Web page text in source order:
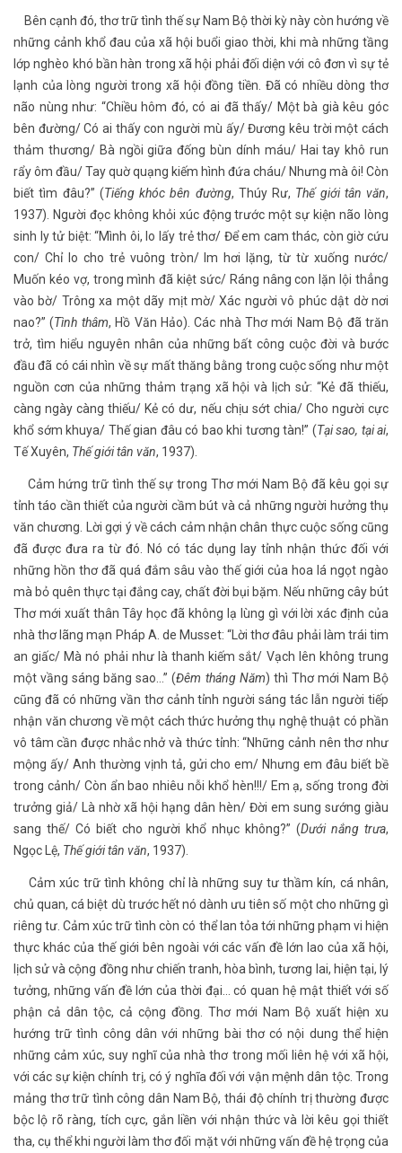
Bên cạnh đó, thơ trữ tình thế sự Nam Bộ thời kỳ này còn hướng về
những cảnh khổ đau của xã hội buổi giao thời, khi mà những tầng
lớp nghèo khó bần hàn trong xã hội phải đối diện với cô đơn vì sự tẻ
lạnh của lòng người trong xã hội đồng tiền. Đã có nhiều dòng thơ
não nùng như: “Chiều hôm đó, có ai đã thấy/ Một bà già kêu góc
bên đường/ Có ai thấy con người mù ấy/ Đương kêu trời một cách
thảm thương/ Bà ngồi giữa đống bùn dính máu/ Hai tay khô run
rẩy ôm đầu/ Tay quờ quạng kiếm hình đứa cháu/ Nhưng mà ôi! Còn
biết tìm đâu?” (Tiếng khóc bên đường, Thúy Rư, Thế giới tân văn,
1937). Người đọc không khỏi xúc động trước một sự kiện não lòng
sinh ly tử biệt: “Mình ôi, lo lấy trẻ thơ/ Để em cam thác, còn giờ cứu
con/ Chỉ lo cho trẻ vuông tròn/ Im hơi lặng, từ từ xuống nước/
Muốn kéo vợ, trong mình đã kiệt sức/ Ráng nâng con lặn lội thẳng
vào bờ/ Trông xa một dãy mịt mờ/ Xác người vô phúc dật dờ nơi
nao?” (Tình thâm, Hồ Văn Hảo). Các nhà Thơ mới Nam Bộ đã trăn
trở, tìm hiểu nguyên nhân của những bất công cuộc đời và bước
đầu đã có cái nhìn về sự mất thăng bằng trong cuộc sống như một
nguồn cơn của những thảm trạng xã hội và lịch sử: “Kẻ đã thiếu,
càng ngày càng thiếu/ Kẻ có dư, nếu chịu sớt chia/ Cho người cực
khổ sớm khuya/ Thế gian đâu có bao khi tương tàn!” (Tại sao, tại ai,
Tế Xuyên, Thế giới tân văn, 1937).
Cảm hứng trữ tình thế sự trong Thơ mới Nam Bộ đã kêu gọi sự
tỉnh táo cần thiết của người cầm bút và cả những người hưởng thụ
văn chương. Lời gợi ý về cách cảm nhận chân thực cuộc sống cũng
đã được đưa ra từ đó. Nó có tác dụng lay tỉnh nhận thức đối với
những hồn thơ đã quá đắm sâu vào thế giới của hoa lá ngọt ngào
mà bỏ quên thực tại đắng cay, chất đời bụi bặm. Nếu những cây bút
Thơ mới xuất thân Tây học đã không lạ lùng gì với lời xác định của
nhà thơ lãng mạn Pháp A. de Musset: “Lời thơ đâu phải làm trái tim
an giấc/ Mà nó phải như là thanh kiếm sắt/ Vạch lên không trung
một vầng sáng băng sao…” (Đêm tháng Năm) thì Thơ mới Nam Bộ
cũng đã có những vần thơ cảnh tỉnh người sáng tác lẫn người tiếp
nhận văn chương về một cách thức hưởng thụ nghệ thuật có phần
vô tâm cần được nhắc nhở và thức tỉnh: “Những cảnh nên thơ như
mộng ấy/ Anh thường vịnh tả, gửi cho em/ Nhưng em đâu biết bề
trong cảnh/ Còn ẩn bao nhiêu nỗi khổ hèn!!!/ Em ạ, sống trong đời
trưởng giả/ Là nhờ xã hội hạng dân hèn/ Đời em sung sướng giàu
sang thế/ Có biết cho người khổ nhục không?” (Dưới nắng trưa,
Ngọc Lệ, Thế giới tân văn, 1937).
Cảm xúc trữ tình không chỉ là những suy tư thầm kín, cá nhân,
chủ quan, cá biệt dù trước hết nó dành ưu tiên số một cho những gì
riêng tư. Cảm xúc trữ tình còn có thể lan tỏa tới những phạm vi hiện
thực khác của thế giới bên ngoài với các vấn đề lớn lao của xã hội,
lịch sử và cộng đồng như chiến tranh, hòa bình, tương lai, hiện tại, lý
tưởng, những vấn đề lớn của thời đại… có quan hệ mật thiết với số
phận cả dân tộc, cả cộng đồng. Thơ mới Nam Bộ xuất hiện xu
hướng trữ tình công dân với những bài thơ có nội dung thể hiện
những cảm xúc, suy nghĩ của nhà thơ trong mối liên hệ với xã hội,
với các sự kiện chính trị, có ý nghĩa đối với vận mệnh dân tộc. Trong
mảng thơ trữ tình công dân Nam Bộ, thái độ chính trị thường được
bộc lộ rõ ràng, tích cực, gắn liền với nhận thức và lời kêu gọi thiết
tha, cụ thể khi người làm thơ đối mặt với những vấn đề hệ trọng của